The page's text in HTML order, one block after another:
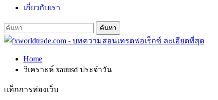
เกี่ยวกับเรา
Home
วิเคราะห์ xauusd ประจำวัน
แท็กการท่องเว็บ